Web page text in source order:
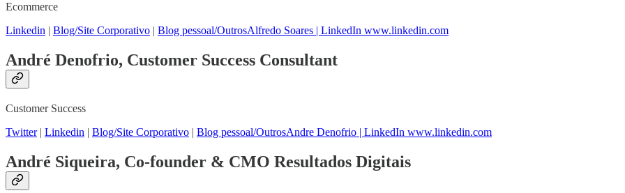
Ecommerce
Linkedin | Blog/Site Corporativo | Blog pessoal/OutrosAlfredo Soares | LinkedIn www.linkedin.com
André Denofrio, Customer Success Consultant
Customer Success
Twitter| Linkedin | Blog/Site Corporativo | Blog pessoal/OutrosAndre Denofrio | LinkedIn www.linkedin.com
André Siqueira, Co-founder & CMO Resultados Digitais